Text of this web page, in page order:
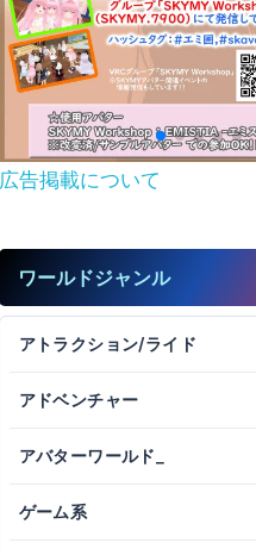
広告掲載について
ワールドジャンル
アトラクション/ライド
アドベンチャー
アバターワールド_
ゲーム系